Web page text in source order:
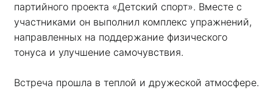
партийного проекта «Детский спорт». Вместе с
участниками он выполнил комплекс упражнений,
направленных на поддержание физического
тонуса и улучшение самочувствия.
Встреча прошла в теплой и дружеской атмосфере.